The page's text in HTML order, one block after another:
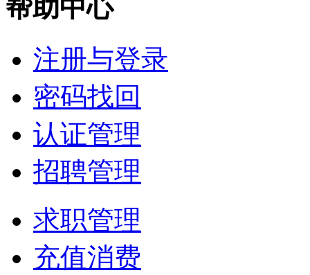
帮助中心
注册与登录
密码找回
认证管理
招聘管理
求职管理
充值消费